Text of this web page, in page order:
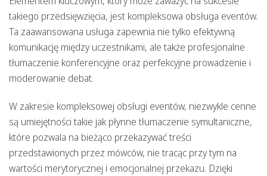
takiego przedsięwzięcia, jest kompleksowa obsługa eventów.
Ta zaawansowana usługa zapewnia nie tylko efektywną
komunikację między uczestnikami, ale także profesjonalne
tłumaczenie konferencyjne oraz perfekcyjne prowadzenie i
moderowanie debat.
W zakresie kompleksowej obsługi eventów, niezwykle cenne
są umiejętności takie jak płynne tłumaczenie symultaniczne,
które pozwala na bieżąco przekazywać treści
przedstawionych przez mówców, nie tracąc przy tym na
wartości merytorycznej i emocjonalnej przekazu. Dzięki